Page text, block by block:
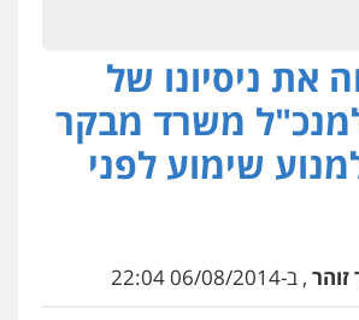
את ניסיונו של
משרד מבקר
שימוע לפני
זוהר , ב-06/08/2014 22:04